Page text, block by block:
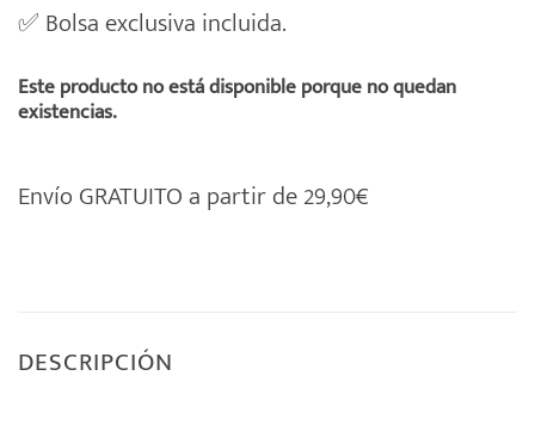
✅ Bolsa exclusiva incluida.
Este producto no está disponible porque no quedan
existencias.
Envío GRATUITO a partir de 29,90€
DESCRIPCIÓN